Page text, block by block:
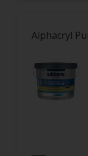
Alphacryl